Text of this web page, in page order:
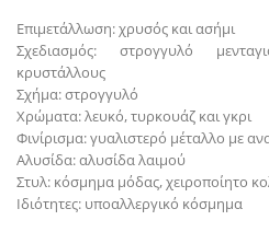
Επιμετάλλωση: χρυσός και ασήμι
Σχεδιασμός: στρογγυλό
κρυστάλλους
Σχήμα: στρογγυλό
Χρώματα: λευκό, τυρκουάζ και γκρι
Φινίρισμα: γυαλιστερό μέταλλο με
Αλυσίδα: αλυσίδα λαιμού
Στυλ: κόσμημα μόδας, χειροποίητο
Ιδιότητες: υποαλλεργικό κόσμημα